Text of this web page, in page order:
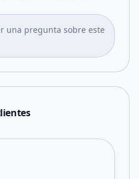
una pregunta sobre este